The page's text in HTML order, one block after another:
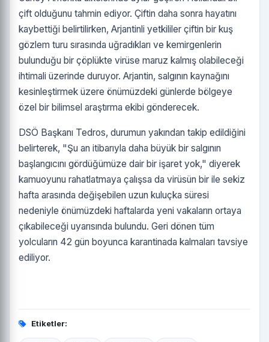
çift olduğunu tahmin ediyor. Çiftin daha sonra hayatını
kaybettiği belirtilirken, Arjantinli yetkililer çiftin bir kuş
gözlem turu sırasında uğradıkları ve kemirgenlerin
bulunduğu bir çöplükte virüse maruz kalmış olabileceği
ihtimali üzerinde duruyor. Arjantin, salgının kaynağını
kesinleştirmek üzere önümüzdeki günlerde bölgeye
özel bir bilimsel araştırma ekibi gönderecek.
DSÖ Başkanı Tedros, durumun yakından takip edildiğini
belirterek, "Şu an itibarıyla daha büyük bir salgının
başlangıcını gördüğümüze dair bir işaret yok," diyerek
kamuoyunu rahatlatmaya çalışsa da virüsün bir ile sekiz
hafta arasında değişebilen uzun kuluçka süresi
nedeniyle önümüzdeki haftalarda yeni vakaların ortaya
çıkabileceği uyarısında bulundu. Geri dönen tüm
yolcuların 42 gün boyunca karantinada kalmaları tavsiye
ediliyor.
Etiketler: